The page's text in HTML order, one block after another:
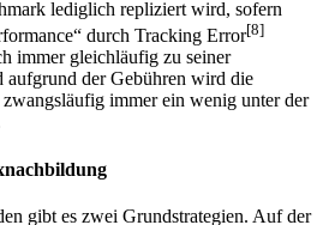
Outperformance ist grundsätzlich
lediglich repliziert wird, sofern
durch Tracking Error
immer gleichläufig zu seiner
der Gebühren wird die
immer ein wenig unter der